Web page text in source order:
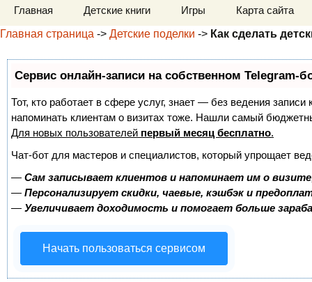
Главная Детские книги Игры
Карта сайта
Главная страница -> Детские поделки -> Как сделать
Сервис онлайн-записи на собственном Telegram-
Тот, кто работает в сфере услуг, знает — без ведения
напоминать клиентам о визитах тоже. Нашли самый
Для новых пользователей первый месяц бесплатно.
Чат-бот для мастеров и специалистов, который упрощает
— Сам записывает клиентов и напоминает им о
— Персонализирует скидки, чаевые, кэшбэк и
— Увеличивает доходимость и помогает больше
Начать пользоваться сервисом